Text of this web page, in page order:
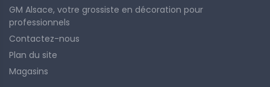
GM Alsace, votre grossiste en décoration pour
professionnels
Contactez-nous
Plan du site
Magasins